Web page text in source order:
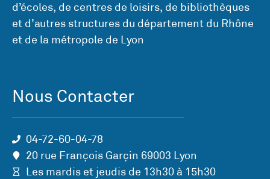
d’écoles, de centres de loisirs, de bibliothèques
et d’autres structures du département du Rhône
et de la métropole de Lyon
Nous Contacter
04-72-60-04-78
20 rue François Garçin 69003 Lyon
Les mardis et jeudis de 13h30 à 15h30